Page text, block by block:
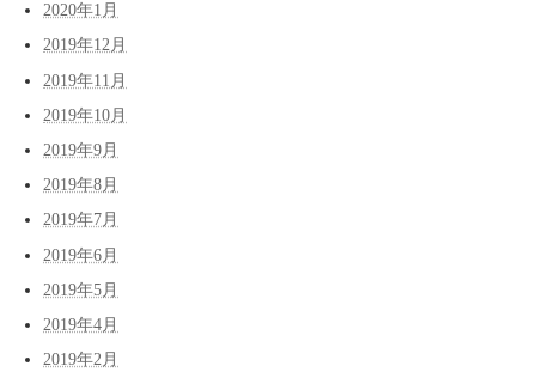
2020年1月
2019年12月
2019年11月
2019年10月
2019年9月
2019年8月
2019年7月
2019年6月
2019年5月
2019年4月
2019年2月